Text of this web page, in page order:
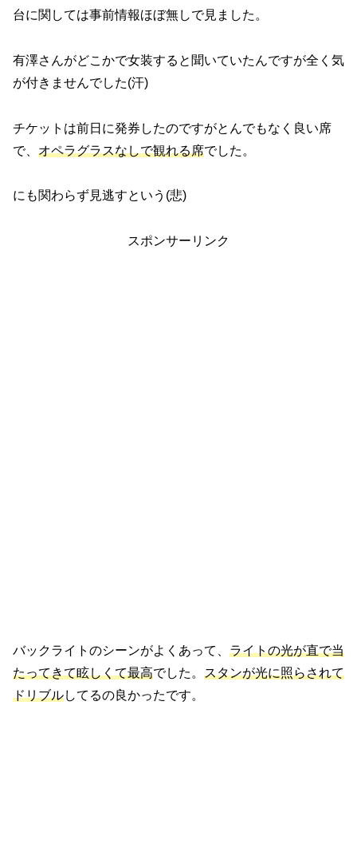
台に関しては事前情報ほぼ無しで見ました。
有澤さんがどこかで女装すると聞いていたんですが全く気
が付きませんでした(汗)
チケットは前日に発券したのですがとんでもなく良い席
で、 オペラグラスなしで観れる席でした。
にも関わらず見逃すという(悲)
スポンサーリンク
バックライトのシーンがよくあって、 ライトの光が直で当
たってきて眩しくて最高でした。 スタンが光に照らされて
ドリブルしてるの良かったです。